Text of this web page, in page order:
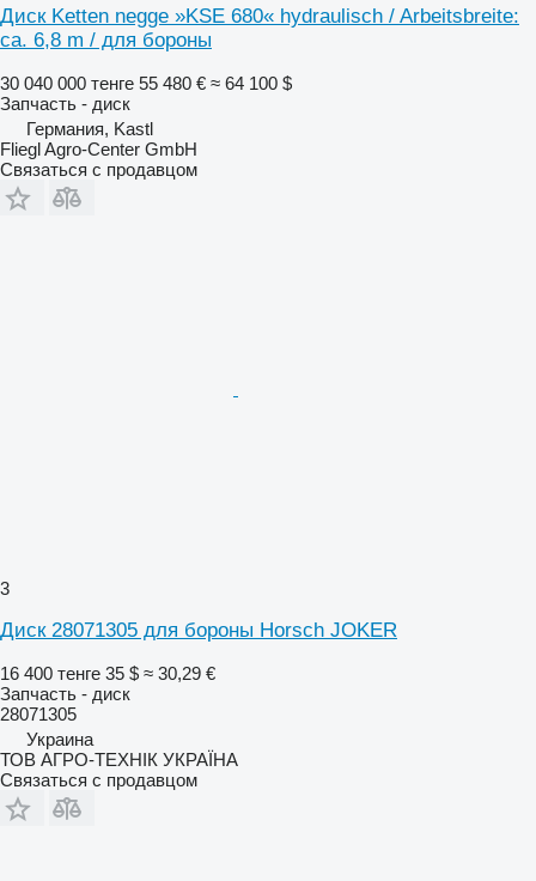
Диск Ketten negge »KSE 680« hydraulisch / Arbeitsbreite:
ca. 6,8 m / для бороны
30 040 000 тенге 55 480 € ≈ 64 100 $
Запчасть - диск
Германия, Kastl
Fliegl Agro-Center GmbH
Связаться с продавцом
3
Диск 28071305 для бороны Horsch JOKER
16 400 тенге 35 $ ≈ 30,29 €
Запчасть - диск
28071305
Украина
ТОВ АГРО-ТЕХНІК УКРАЇНА
Связаться с продавцом